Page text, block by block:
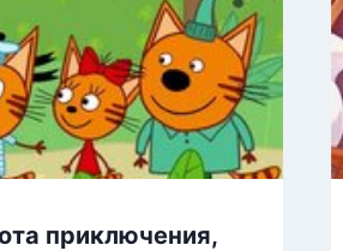
приключения,